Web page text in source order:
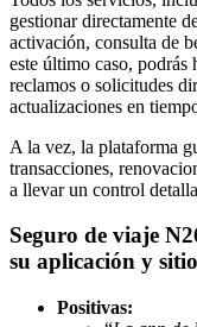
gestionar directamente
activación, consulta de
este último caso, podrás
reclamos o solicitudes
actualizaciones en
A la vez, la plataforma
transacciones,
a llevar un control
Seguro de viaje
su aplicación y
Positivas: